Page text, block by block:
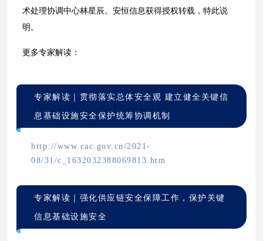
术处理协调中心林星辰。安恒信息获得授权转载，特此说
明。
更多专家解读：
专家解读｜贯彻落实总体安全观 建立健全关键信
息基础设施安全保护统筹协调机制
http://www.cac.gov.cn/2021-
08/31/c_1632032388069813.htm
专家解读｜强化供应链安全保障工作，保护关键
信息基础设施安全